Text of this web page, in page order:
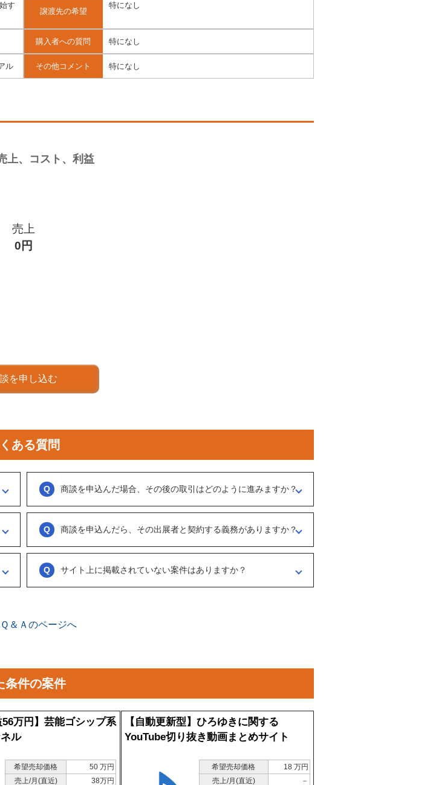
す
譲渡先の希望
特になし
購入者への質問 特になし
ル その他コメント 特になし
売上
0円
を申し込む
ある質問
商談を申込んだ場合、その後の取引はどのように進みますか？
実際に出展者（仲介案件の場合、仲介担当者）とのメッセージのやりとりになり
ます。
具体的に購入を考えた場合は、一度、出展者とのオンライン面談を行うことをお
商談を申込んだら、その出展者と契約する義務がありますか？
ございません。まずは、商談でどのような事業なのかを確認する目的もあるた
め、気軽に商談申し込みを行ってください。
サイト上に掲載されていない案件はありますか？
＆Ａのページへ
条件の案件
56万円】芸能ゴシップ系
ル
希望売却価格
50 万円
売上/月(直近)
38万円
【自動更新型】ひろゆきに関する
YouTube切り抜き動画まとめサイト
希望売却価格
18 万円
売上/月(直近)
－